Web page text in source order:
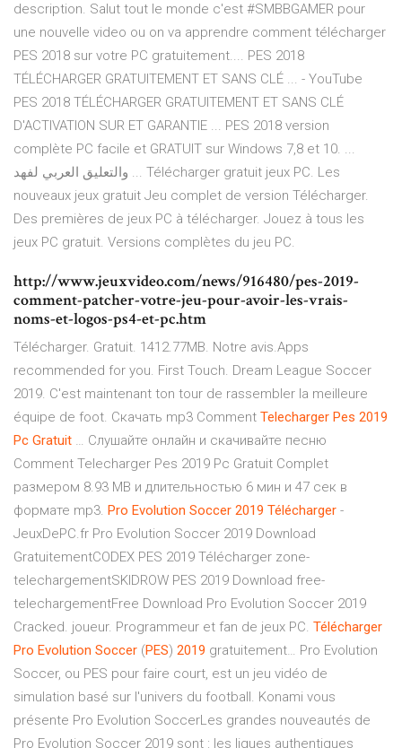
description. Salut tout le monde c'est #SMBBGAMER pour
une nouvelle video ou on va apprendre comment télécharger
PES 2018 sur votre PC gratuitement.... PES 2018
TÉLÉCHARGER GRATUITEMENT ET SANS CLÉ ... - YouTube
PES 2018 TÉLÉCHARGER GRATUITEMENT ET SANS CLÉ
D'ACTIVATION SUR ET GARANTIE ... PES 2018 version
complète PC facile et GRATUIT sur Windows 7,8 et 10. ...
والتعليق العربي لفهد ... Télécharger gratuit jeux PC. Les
nouveaux jeux gratuit Jeu complet de version Télécharger.
Des premières de jeux PC à télécharger. Jouez à tous les
jeux PC gratuit. Versions complètes du jeu PC.
http://www.jeuxvideo.com/news/916480/pes-2019-
comment-patcher-votre-jeu-pour-avoir-les-vrais-
noms-et-logos-ps4-et-pc.htm
Télécharger. Gratuit. 1412.77MB. Notre avis.Apps
recommended for you. First Touch. Dream League Soccer
2019. C'est maintenant ton tour de rassembler la meilleure
équipe de foot. Скачать mp3 Comment Telecharger Pes 2019
Pc Gratuit … Cлушайте онлайн и cкачивайте песню
Comment Telecharger Pes 2019 Pc Gratuit Complet
размером 8.93 MB и длительностью 6 мин и 47 сек в
формате mp3. Pro Evolution Soccer 2019 Télécharger -
JeuxDePC.fr Pro Evolution Soccer 2019 Download
GratuitementCODEX PES 2019 Télécharger zone-
telechargementSKIDROW PES 2019 Download free-
telechargementFree Download Pro Evolution Soccer 2019
Cracked. joueur. Programmeur et fan de jeux PC. Télécharger
Pro Evolution Soccer (PES) 2019 gratuitement… Pro Evolution
Soccer, ou PES pour faire court, est un jeu vidéo de
simulation basé sur l'univers du football. Konami vous
présente Pro Evolution SoccerLes grandes nouveautés de
Pro Evolution Soccer 2019 sont : les ligues authentiques